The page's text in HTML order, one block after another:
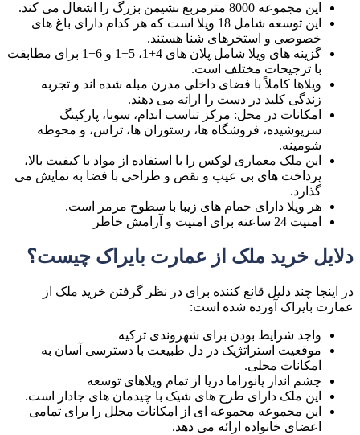
این مجموعه 8000 مترمربع نشیمن بزرگ را اشغال می کند.
این توسعه شامل 18 ویلا است که هر کدام دارای باغ های
خصوصی و استخرهای شنا هستند.
گزینه های ویلا شامل پلان های 4+1، 5+1 و 6+1 برای مطابقت
با ترجیحات مختلف است.
ویلاها کاملاً با فضای داخلی مدرن مبله شده اند و تجربه
زندگی کلید در دست را ارائه می دهند.
امکانات در محل: مرکز تناسب اندام، سونا، پارکینگ
سرپوشیده، فروشگاه ها، رستوران ها، تراس، و محوطه
شومینه.
این ملک معماری لوکس را با استفاده از مواد با کیفیت بالا،
پرداخت های بی عیب و نقص و طراحی با فضا به نمایش می
گذارد.
هر ویلا دارای حمام های زیبا با سطوح مرمر است.
امنیت 24 ساعته برای امنیت و آرامش خاطر
دلایل خرید ملک از عمارت بایراک چیست؟
در اینجا چند دلیل قانع کننده برای در نظر گرفتن خرید ملک از
عمارت بایراک آورده شده است:
واجد شرایط بودن برای شهروندی ترکیه
موقعیت استراتژیک در دل طبیعت با دسترسی آسان به
امکانات محلی.
چشم انداز پانوراما دریا از تمام ویلاهای توسعه
این ملک دارای طرح های شیک با چیدمان های جادار است.
این مجموعه مجموعه ای از امکانات مجلل را برای تمامی
اعضای خانواده ارائه می دهد.